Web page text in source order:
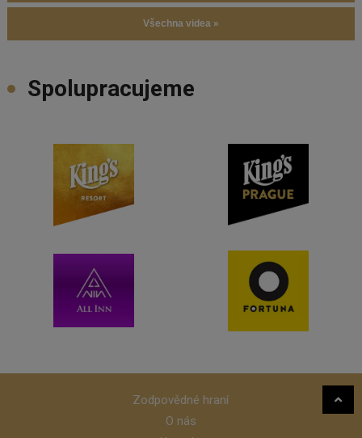
Všechna videa »
Spolupracujeme
Zodpovědné hraní
O nás